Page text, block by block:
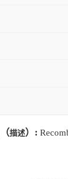
（描述） :